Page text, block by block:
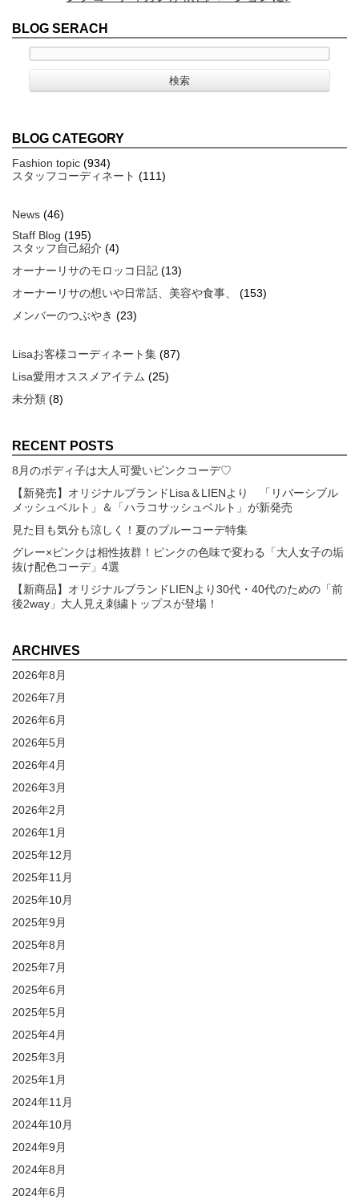
BLOG SERACH
BLOG CATEGORY
Fashion topic (934)
スタッフコーディネート (111)
News (46)
Staff Blog (195)
スタッフ自己紹介 (4)
オーナーリサのモロッコ日記 (13)
オーナーリサの想いや日常話、美容や食事、
(153)
メンバーのつぶやき (23)
Lisaお客様コーディネート集 (87)
Lisa愛用オススメアイテム (25)
未分類 (8)
RECENT POSTS
8月のボディ子は大人可愛いピンクコーデ♡
【新発売】オリジナルブランドLisa＆LIENより 「リバーシブル
メッシュベルト」＆「ハラコサッシュベルト」が新発売
見た目も気分も涼しく！夏のブルーコーデ特集
グレー×ピンクは相性抜群！ピンクの色味で変わる「大人女子の垢
抜け配色コーデ」4選
【新商品】オリジナルブランドLIENより30代・40代のための「前
後2way」大人見え刺繍トップスが登場！
ARCHIVES
2026年8月
2026年7月
2026年6月
2026年5月
2026年4月
2026年3月
2026年2月
2026年1月
2025年12月
2025年11月
2025年10月
2025年9月
2025年8月
2025年7月
2025年6月
2025年5月
2025年4月
2025年3月
2025年1月
2024年11月
2024年10月
2024年9月
2024年8月
2024年6月